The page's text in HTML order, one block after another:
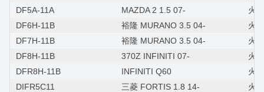
DF5A-11A
MAZDA 2 1.5 07-
火
DF6H-11B
裕隆 MURANO 3.5 04-
火
DF7H-11B
裕隆 MURANO 3.5 04-
火
DF8H-11B
370Z INFINITI 07-
火
DFR8H-11B
INFINITI Q60
火
DIFR5C11
三菱 FORTIS 1.8 14-
火